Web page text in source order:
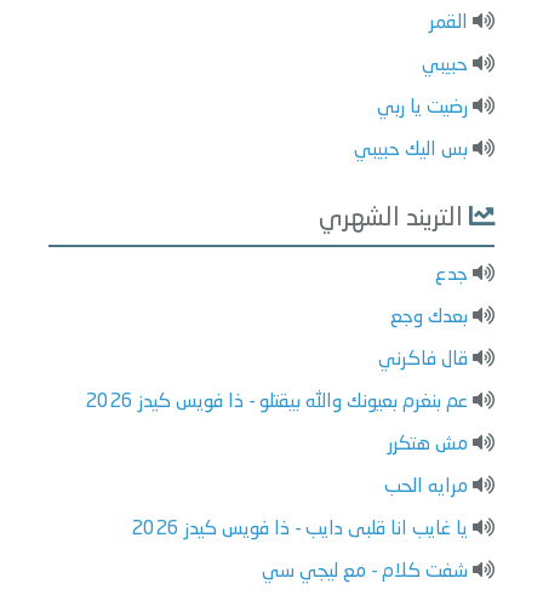
القمر
حبيبي
رضيت يا ربي
بس اليك حبيبي
التريند الشهري
جدع
بعدك وجع
قال فاكرني
عم بنغرم بعيونك والله بيقتلو - ذا فويس كيدز 2026
مش هتكرر
مرايه الحب
يا غايب انا قلبى دايب - ذا فويس كيدز 2026
شفت كلام - مع ليجي سي